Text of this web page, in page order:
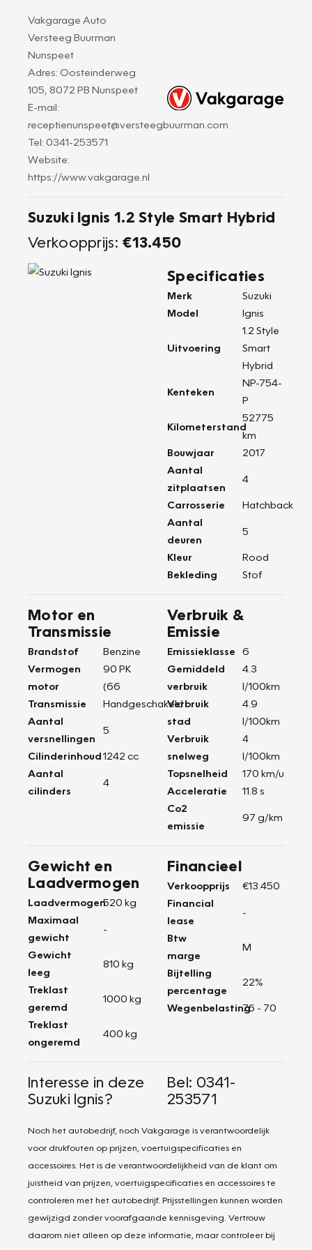
Vakgarage Auto
Versteeg Buurman
Nunspeet
Adres: Oosteinderweg
105, 8072 PB Nunspeet
E-mail:
receptienunspeet@versteegbuurman.com
Tel: 0341-253571
Website:
https://www.vakgarage.nl
Suzuki Ignis 1.2 Style Smart Hybrid
Verkoopprijs: €13.450
Specificaties
Merk
Suzuki
Model
Ignis
Uitvoering
1.2 Style
Smart
Hybrid
Kenteken
NP-754-
P
Kilometerstand
52775
km
Bouwjaar
2017
Aantal
zitplaatsen
4
Carrosserie
Hatchback
Aantal
deuren
5
Kleur
Rood
Bekleding
Stof
Motor en
Transmissie
Brandstof
Benzine
Vermogen
motor
90 PK
(66
Transmissie
Handgeschakeld
Aantal
versnellingen
5
Cilinderinhoud1242 cc
Aantal
cilinders
4
Verbruik &
Emissie
Emissieklasse
6
Gemiddeld
verbruik
4.3
l/100km
Verbruik
stad
4.9
l/100km
Verbruik
snelweg
4
l/100km
Topsnelheid
170 km/u
Acceleratie
11.8 s
Co2
emissie
97 g/km
Gewicht en
Laadvermogen
Laadvermogen520 kg
Maximaal
gewicht
-
Gewicht
leeg
810 kg
Treklast
geremd
1000 kg
Treklast
ongeremd
400 kg
Financieel
Verkoopprijs
€13.450
Financial
lease
-
Btw
marge
M
Bijtelling
percentage
22%
Wegenbelasting76 - 70
Interesse in deze
Suzuki Ignis?
Bel: 0341-
253571
Noch het autobedrijf, noch Vakgarage is verantwoordelijk
voor drukfouten op prijzen, voertuigspecificaties en
accessoires. Het is de verantwoordelijkheid van de klant om
juistheid van prijzen, voertuigspecificaties en accessoires te
controleren met het autobedrijf. Prijsstellingen kunnen worden
gewijzigd zonder voorafgaande kennisgeving. Vertrouw
daarom niet alleen op deze informatie, maar controleer bij